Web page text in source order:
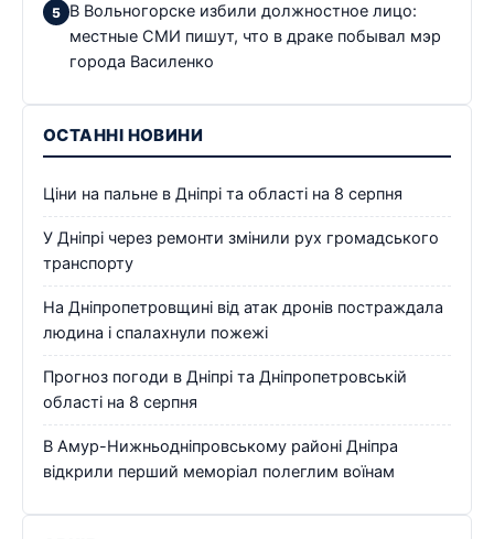
В Вольногорске избили должностное лицо:
местные СМИ пишут, что в драке побывал мэр
города Василенко
ОСТАННІ НОВИНИ
Ціни на пальне в Дніпрі та області на 8 серпня
У Дніпрі через ремонти змінили рух громадського
транспорту
На Дніпропетровщині від атак дронів постраждала
людина і спалахнули пожежі
Прогноз погоди в Дніпрі та Дніпропетровській
області на 8 серпня
В Амур-Нижньодніпровському районі Дніпра
відкрили перший меморіал полеглим воїнам